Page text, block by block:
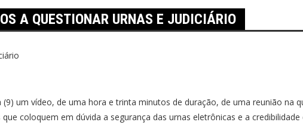
A QUESTIONAR URNAS E JUDICIÁRIO
um vídeo, de uma hora e trinta minutos de duração, de uma reunião na
coloquem em dúvida a segurança das urnas eletrônicas e a credibilidade